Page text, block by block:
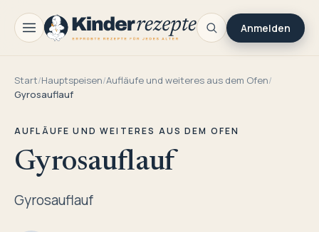
Anmelden
Start/Hauptspeisen/Aufläufe und weiteres aus dem Ofen/
Gyrosauflauf
AUFLÄUFE UND WEITERES AUS DEM OFEN
Gyrosauflauf
Gyrosauflauf